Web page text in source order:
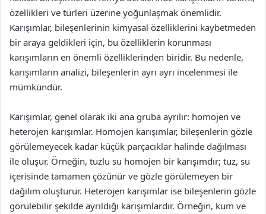
özellikleri ve türleri üzerine yoğunlaşmak önemlidir.
Karışımlar, bileşenlerinin kimyasal özelliklerini kaybetmeden
bir araya geldikleri için, bu özelliklerin korunması
karışımların en önemli özelliklerinden biridir. Bu nedenle,
karışımların analizi, bileşenlerin ayrı ayrı incelenmesi ile
mümkündür.
Karışımlar, genel olarak iki ana gruba ayrılır: homojen ve
heterojen karışımlar. Homojen karışımlar, bileşenlerin gözle
görülemeyecek kadar küçük parçacıklar halinde dağılması
ile oluşur. Örneğin, tuzlu su homojen bir karışımdır; tuz, su
içerisinde tamamen çözünür ve gözle görülemeyen bir
dağılım oluşturur. Heterojen karışımlar ise bileşenlerin gözle
görülebilir şekilde ayrıldığı karışımlardır. Örneğin, kum ve